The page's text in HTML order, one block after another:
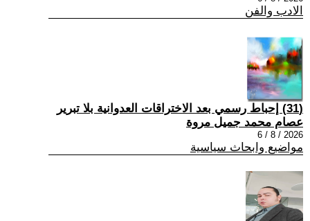
الادب والفن
(31) إحباط رسمي بعد الاختراقات العدوانية بلا تبرير
عصام محمد جميل مروة
2026 / 8 / 6
مواضيع وابحاث سياسية